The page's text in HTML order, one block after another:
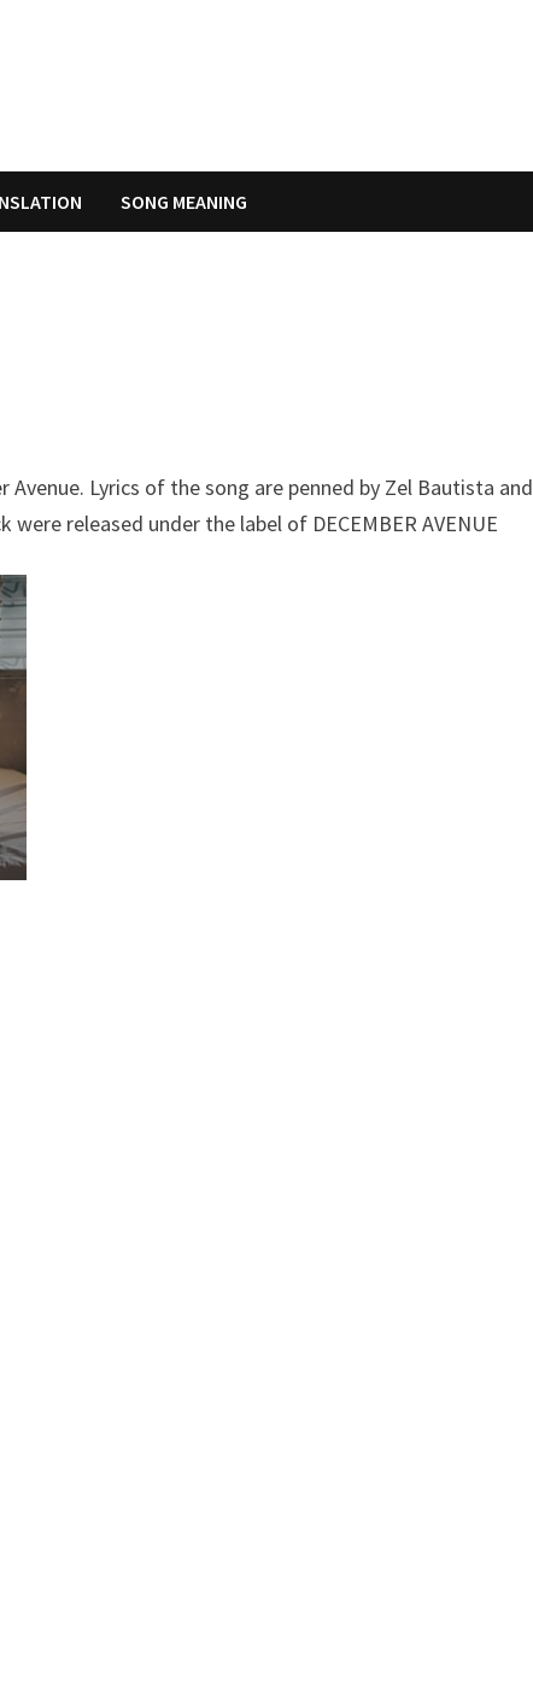
SONG MEANING
Avenue. Lyrics of the song are penned by Zel Bautista and
released under the label of DECEMBER AVENUE